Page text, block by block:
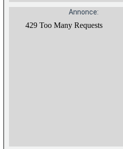
Annonce: